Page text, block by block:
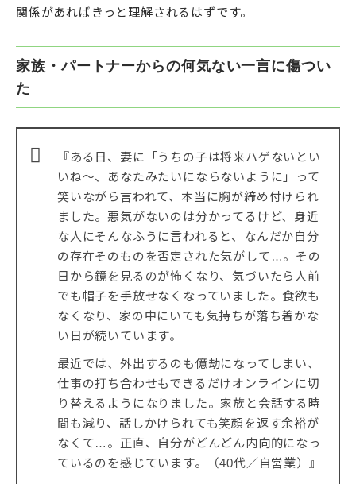
関係があればきっと理解されるはずです。
家族・パートナーからの何気ない一言に傷つい
た
『ある日、妻に「うちの子は将来ハゲないとい
いね〜、あなたみたいにならないように」って
笑いながら言われて、本当に胸が締め付けられ
ました。悪気がないのは分かってるけど、身近
な人にそんなふうに言われると、なんだか自分
の存在そのものを否定された気がして…。その
日から鏡を見るのが怖くなり、気づいたら人前
でも帽子を手放せなくなっていました。食欲も
なくなり、家の中にいても気持ちが落ち着かな
い日が続いています。
最近では、外出するのも億劫になってしまい、
仕事の打ち合わせもできるだけオンラインに切
り替えるようになりました。家族と会話する時
間も減り、話しかけられても笑顔を返す余裕が
なくて…。正直、自分がどんどん内向的になっ
ているのを感じています。（40代／自営業）』